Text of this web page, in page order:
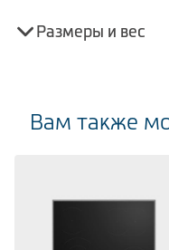
Размеры и вес
Вам также